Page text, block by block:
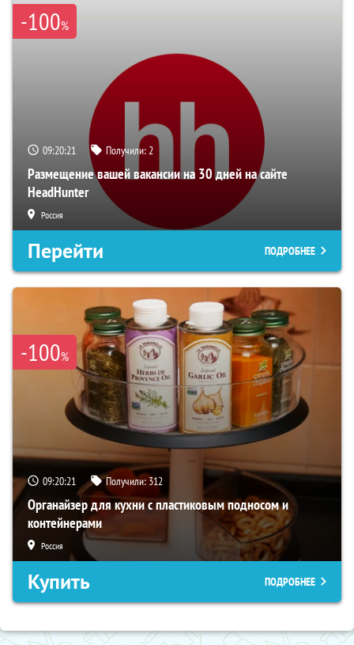
-100%
09:20:20 Получили:2
Размещение вашей вакансии на 30 дней на сайте
HeadHunter
Россия
Перейти ПОДРОБНЕЕ
-100%
09:20:20 Получили: 312
Органайзер для кухни с пластиковым подносом и
контейнерами
Россия
Купить ПОДРОБНЕЕ